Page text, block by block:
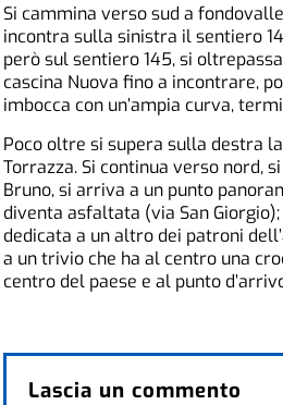
Si cammina verso sud a
incontra sulla sinistra il sentiero
però sul sentiero 145, si
cascina Nuova fino a incontrare,
imbocca con un’ampia curva,
Poco oltre si supera sulla destra
Torrazza. Si continua verso nord,
Bruno, si arriva a un punto
diventa asfaltata (via San
dedicata a un altro dei patroni
a un trivio che ha al centro una
centro del paese e al punto
Lascia un commento